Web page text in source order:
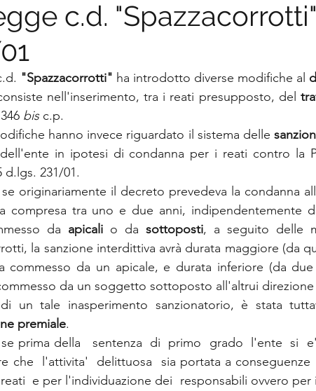
c.d.
"Spazzacorrotti" ha introdotto diverse modifiche al
nell'inserimento, tra i reati presupposto, del
bis c.p.
hanno invece riguardato il sistema delle
in ipotesi di condanna per i reati contro la
d.lgs. 231/01.
originariamente il decreto prevedeva la condanna
compresa tra uno e due anni, indipendentemente
da apicali o da sottoposti, a seguito delle
la sanzione interdittiva avrà durata maggiore (da
commesso da un apicale, e durata inferiore (da
da un soggetto sottoposto all'altrui direzione
premiale.
prima della   sentenza  di  primo  grado  l'ente  si
che  l'attivita'  delittuosa  sia portata a conseguenze
e per l'individuazione dei  responsabili ovvero